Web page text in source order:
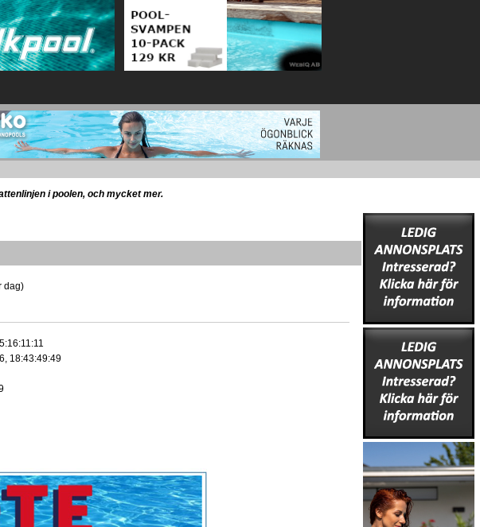
i poolen, och mycket mer.
dag)
18:43:49:49